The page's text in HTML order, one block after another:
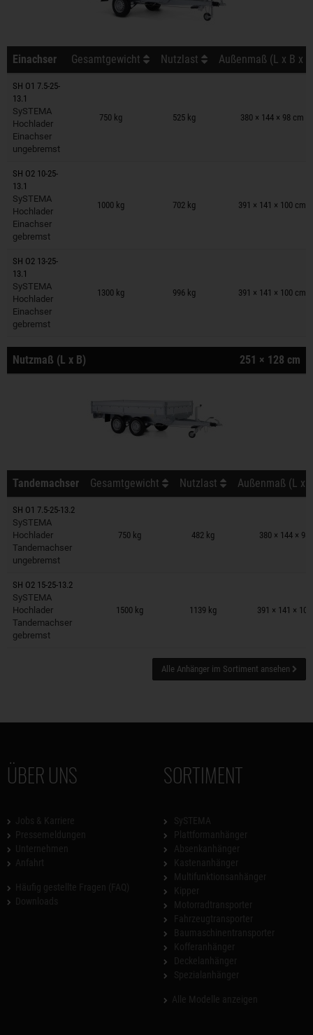
Einachser Gesamtgewicht Nutzlast Außenmaß (L x B x
SH O1 7.5-25-
13.1
SySTEMA
Hochlader
Einachser
ungebremst
750 kg 525 kg 380 × 144 × 98 cm
Anhänger auf Merkzettel
SH O2 10-25-
13.1
SySTEMA
Hochlader
Einachser
gebremst
1000 kg 702 kg 391 × 141 × 100 cm
Anhänger auf Merkzettel
SH O2 13-25-
13.1
SySTEMA
Hochlader
Einachser
gebremst
1300 kg 996 kg 391 × 141 × 100 cm
Anhänger auf Merkzettel
Nutzmaß (L x B) 251 × 128 cm
Tandemachser Gesamtgewicht Nutzlast Außenmaß (L x
SH O1 7.5-25-13.2
SySTEMA
Hochlader
Tandemachser
ungebremst
750 kg 482 kg 380 × 144 × 98
Anhänger auf Merkzettel
SH O2 15-25-13.2
SySTEMA
Hochlader
Tandemachser
gebremst
1500 kg 1139 kg 391 × 141 ×
Anhänger auf Merkzettel
Alle Anhänger im Sortiment ansehen
ÜBER UNS SORTIMENT